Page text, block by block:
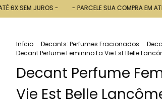
SEM JUROS - - PARCELE SUA COMPRA EM ATÉ 6X
Início . Decants: Perfumes Fracionados .
Decant Perfume Feminino La Vie Est Belle
Decant Perfume
Vie Est Belle